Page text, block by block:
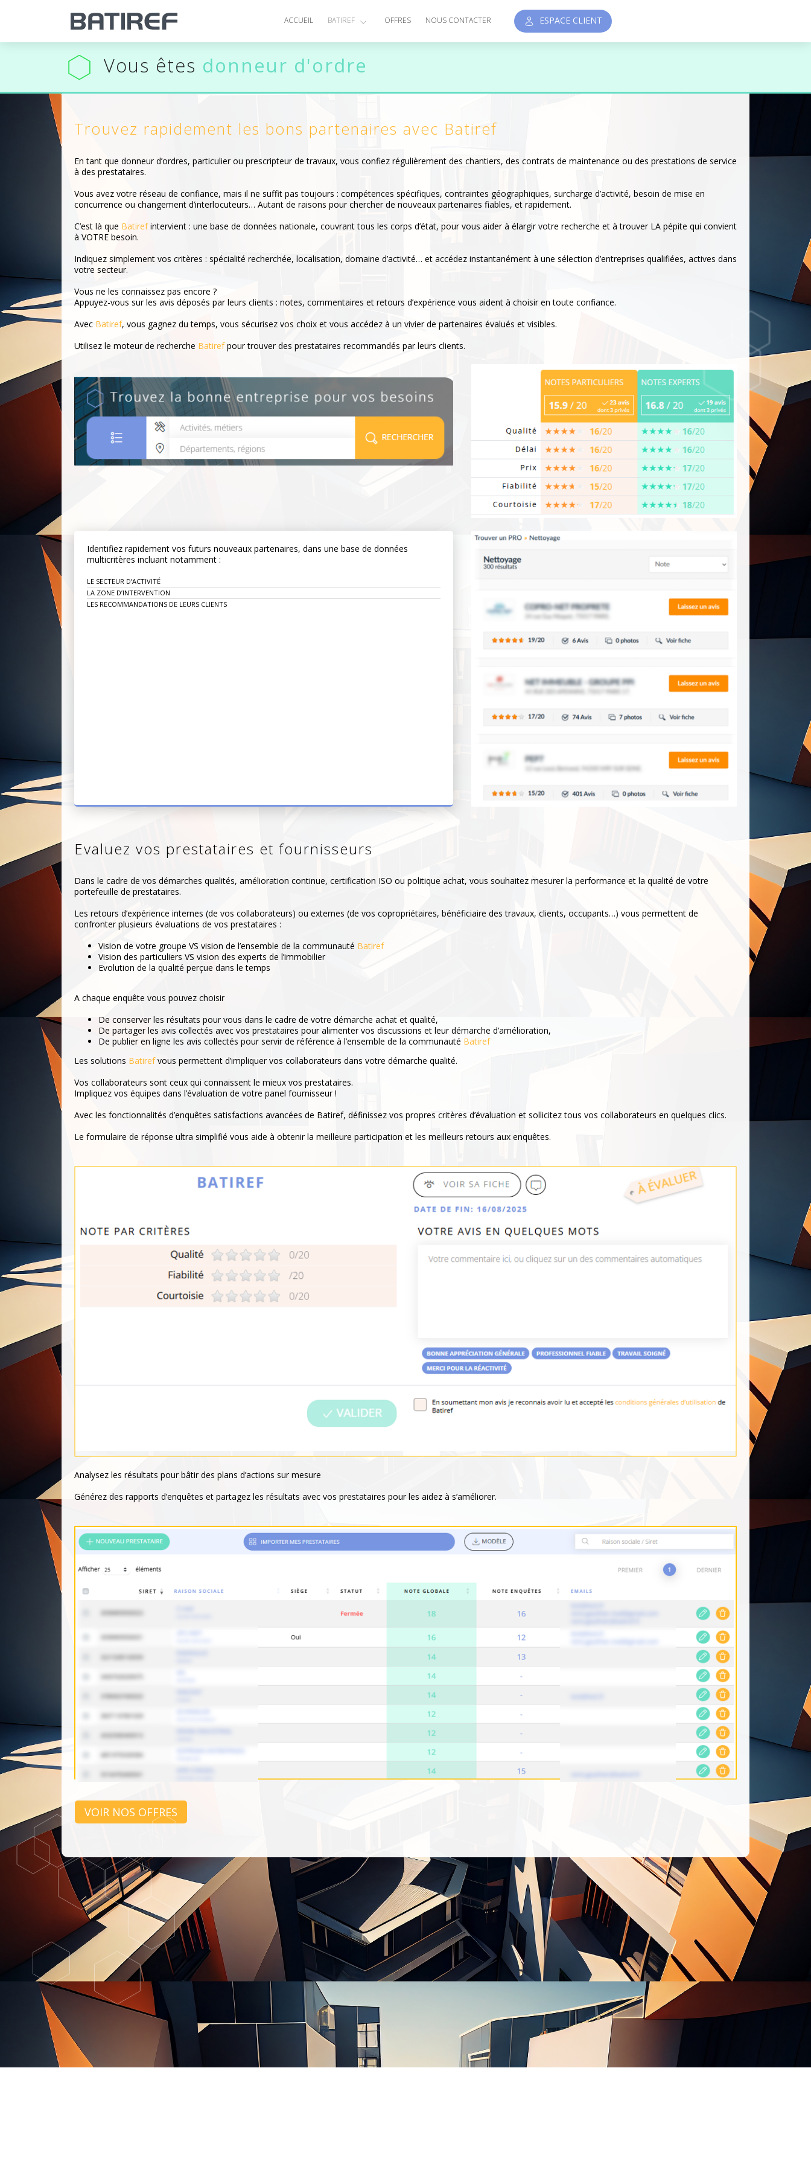
ACCUEIL BATIREF OFFRES NOUS CONTACTER ESPACE CLIENT
Vous êtes donneur d'ordre
Trouvez rapidement les bons partenaires avec Batiref
En tant que donneur d’ordres, particulier ou prescripteur de travaux, vous confiez régulièrement des chantiers, des contrats de maintenance ou des prestations de service
à des prestataires.
Vous avez votre réseau de confiance, mais il ne suffit pas toujours : compétences spécifiques, contraintes géographiques, surcharge d’activité, besoin de mise en
concurrence ou changement d’interlocuteurs… Autant de raisons pour chercher de nouveaux partenaires fiables, et rapidement.
C’est là que Batirefintervient : une base de données nationale, couvrant tous les corps d’état, pour vous aider à élargir votre recherche et à trouver LA pépite qui convient
à VOTRE besoin.
Indiquez simplement vos critères : spécialité recherchée, localisation, domaine d’activité… et accédez instantanément à une sélection d’entreprises qualifiées, actives dans
votre secteur.
Vous ne les connaissez pas encore ?
Appuyez-vous sur les avis déposés par leurs clients : notes, commentaires et retours d’expérience vous aident à choisir en toute confiance.
Avec Batiref, vous gagnez du temps, vous sécurisez vos choix et vous accédez à un vivier de partenaires évalués et visibles.
Utilisez le moteur de recherche Batirefpour trouver des prestataires recommandés par leurs clients.
Identifiez rapidement vos futurs nouveaux partenaires, dans une base de données
multicritères incluant notamment :
LE SECTEUR D’ACTIVITÉ
LA ZONE D’INTERVENTION
LES RECOMMANDATIONS DE LEURS CLIENTS
Evaluez vos prestataires et fournisseurs
Dans le cadre de vos démarches qualités, amélioration continue, certification ISO ou politique achat, vous souhaitez mesurer la performance et la qualité de votre
portefeuille de prestataires.
Les retours d’expérience internes (de vos collaborateurs) ou externes (de vos copropriétaires, bénéficiaire des travaux, clients, occupants…) vous permettent de
confronter plusieurs évaluations de vos prestataires :
Vision de votre groupe VS vision de l’ensemble de la communauté Batiref
Vision des particuliers VS vision des experts de l’immobilier
Evolution de la qualité perçue dans le temps
A chaque enquête vous pouvez choisir
De conserver les résultats pour vous dans le cadre de votre démarche achat et qualité,
De partager les avis collectés avec vos prestataires pour alimenter vos discussions et leur démarche d’amélioration,
De publier en ligne les avis collectés pour servir de référence à l’ensemble de la communauté Batiref
Les solutions Batirefvous permettent d’impliquer vos collaborateurs dans votre démarche qualité.
Vos collaborateurs sont ceux qui connaissent le mieux vos prestataires.
Impliquez vos équipes dans l’évaluation de votre panel fournisseur !
Avec les fonctionnalités d’enquêtes satisfactions avancées de Batiref, définissez vos propres critères d’évaluation et sollicitez tous vos collaborateurs en quelques clics.
Le formulaire de réponse ultra simplifié vous aide à obtenir la meilleure participation et les meilleurs retours aux enquêtes.
Analysez les résultats pour bâtir des plans d’actions sur mesure
Générez des rapports d’enquêtes et partagez les résultats avec vos prestataires pour les aidez à s’améliorer.
VOIR NOS OFFRES